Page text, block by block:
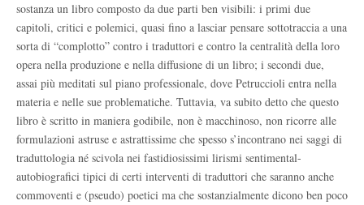
sostanza un libro composto da due parti ben visibili: i primi due
capitoli, critici e polemici, quasi fino a lasciar pensare sottotraccia a una
sorta di “complotto” contro i traduttori e contro la centralità della loro
opera nella produzione e nella diffusione di un libro; i secondi due,
assai più meditati sul piano professionale, dove Petruccioli entra nella
materia e nelle sue problematiche. Tuttavia, va subito detto che questo
libro è scritto in maniera godibile, non è macchinoso, non ricorre alle
formulazioni astruse e astrattissime che spesso s’incontrano nei saggi di
traduttologia né scivola nei fastidiosissimi lirismi sentimental-
autobiografici tipici di certi interventi di traduttori che saranno anche
commoventi e (pseudo) poetici ma che sostanzialmente dicono ben poco